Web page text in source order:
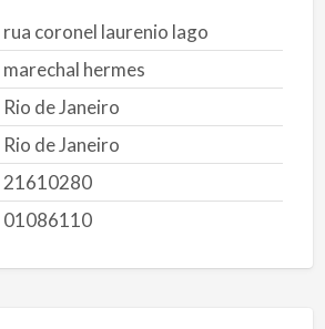
rua coronel laurenio lago
marechal hermes
Rio de Janeiro
Rio de Janeiro
21610280
01086110